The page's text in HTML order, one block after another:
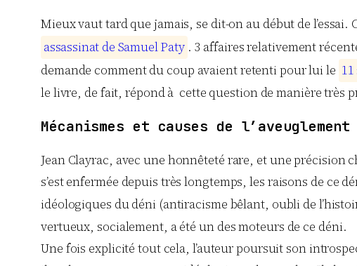
Mieux vaut tard que jamais, se dit-on au début de l’essai.
assassinat de SamuelPaty . 3 affaires relativement
demande comment du coup avaient retenti pour lui le 11
le livre, de fait, répond à cette question de manière très
Mécanismes et causes de
Jean Clayrac, avec une honnêteté rare, et une précision
s’est enfermée depuis très longtemps, les raisons de ce
idéologiques du déni (antiracisme bêlant, oubli de
vertueux, socialement, a été un des moteurs de ce déni.
Une fois explicité tout cela, l’auteur poursuit son